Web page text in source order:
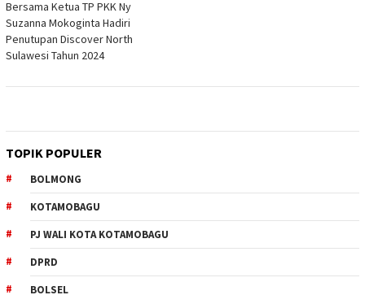
Bersama Ketua TP PKK Ny
Suzanna Mokoginta Hadiri
Penutupan Discover North
Sulawesi Tahun 2024
TOPIK POPULER
BOLMONG
KOTAMOBAGU
PJ WALI KOTA KOTAMOBAGU
DPRD
BOLSEL